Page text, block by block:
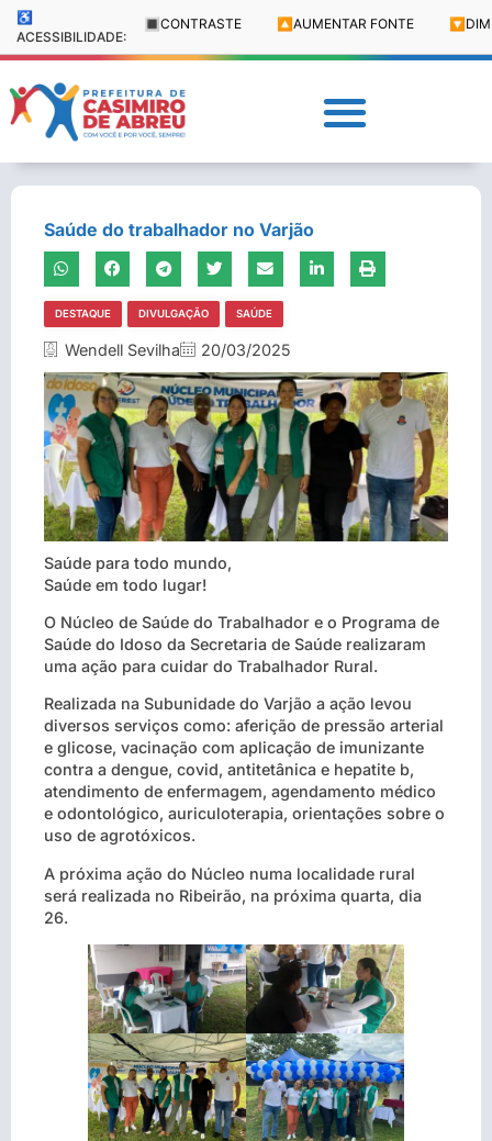
♿
ACESSIBILIDADE:
🔳 CONTRASTE 🔼 AUMENTAR FONTE 🔽
Saúde do trabalhador no Varjão
DESTAQUE DIVULGAÇÃO SAÚDE
Wendell Sevilha 20/03/2025
Saúde para todo mundo,
Saúde em todo lugar!
O Núcleo de Saúde do Trabalhador e o Programa de
Saúde do Idoso da Secretaria de Saúde realizaram
uma ação para cuidar do Trabalhador Rural.
Realizada na Subunidade do Varjão a ação levou
diversos serviços como: aferição de pressão arterial
e glicose, vacinação com aplicação de imunizante
contra a dengue, covid, antitetânica e hepatite b,
atendimento de enfermagem, agendamento médico
e odontológico, auriculoterapia, orientações sobre o
uso de agrotóxicos.
A próxima ação do Núcleo numa localidade rural
será realizada no Ribeirão, na próxima quarta, dia
26.